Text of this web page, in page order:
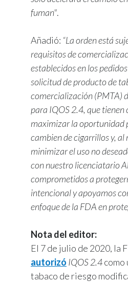
fuman".
Añadió: “La orden está
requisitos de
establecidos en los
solicitud de producto de
comercialización (PMTA)
para IQOS 2.4, que
maximizar la oportunidad
cambien de cigarrillos y, al
minimizar el uso no
con nuestro licenciatario
comprometidos a
intencional y apoyamos
enfoque de la FDA en
Nota del editor:
El 7 de julio de 2020, la
autorizó IQOS 2.4como
tabaco de riesgo